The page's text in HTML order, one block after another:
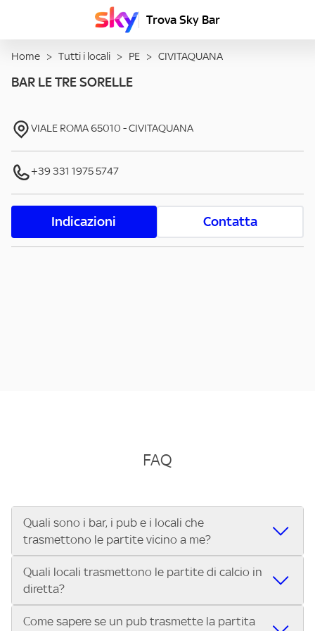
Trova Sky Bar
Home > Tutti i locali > PE > CIVITAQUANA
BAR LE TRE SORELLE
VIALE ROMA65010 -CIVITAQUANA
+39 331 1975 5747
Indicazioni Contatta
FAQ
Quali sono i bar, i pub e i locali che
trasmettono le partite vicino a me?
Se cerchi un bar, pub, ristorante o locale vicino a te per
vedere le partite di Serie A ENILIVE, la Serie C Sky Wifi, la
UEFA Champions League, la UEFA Europa League, la UEFA
Conference League, il Tennis, la Formula 1®, la MotoGP™ e
Quali locali trasmettono le partite di calcio in
diretta?
Vuoi sapere quali bar, pub o ristoranti mostrano le partite
Come sapere se un pub trasmette la partita